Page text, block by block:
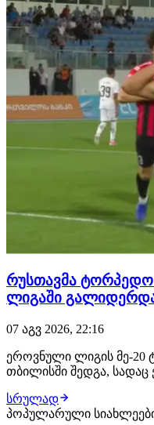
წლიან…
რუსთავმა
ლიგაში
07 აგვ 2026, 22:16
ეროვნული ლიგის მე-20
თბილისში შედგა,
წუთზე რუსთაველები
ალმეიდამ დააწინაურა,
სრულად
პოპულარული